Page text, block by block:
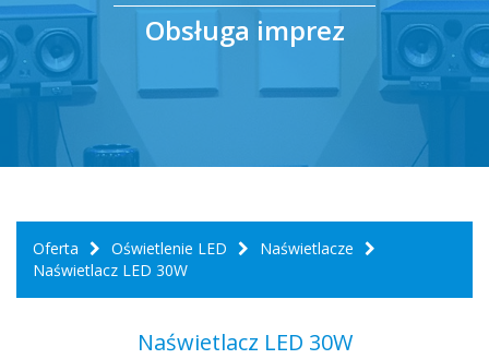
Obsługa imprez
Oferta Oświetlenie LED
Naświetlacze
Naświetlacz LED 30W
Naświetlacz LED 30W